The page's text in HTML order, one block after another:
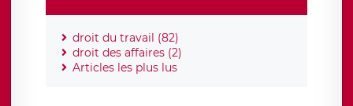
droit du travail (82)
droit des affaires (2)
Articles les plus lus